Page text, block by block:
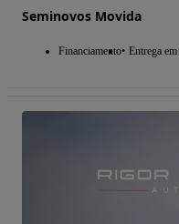
Seminovos Movida
Financiamento Entrega em